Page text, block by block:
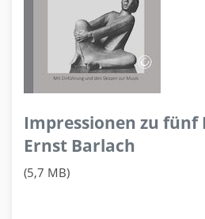
Impressionen zu fünf
Ernst Barlach
(5,7 MB)